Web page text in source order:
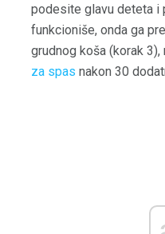
podesite glavu deteta i
funkcioniše, onda ga
grudnog koša (korak
za spas nakon 30